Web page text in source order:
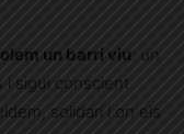
un barri viu: un
i sigui conscient
solidari i on els